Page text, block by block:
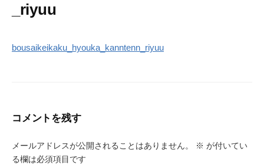
_riyuu
bousaikeikaku_hyouka_kanntenn_riyuu
コメントを残す
メールアドレスが公開されることはありません。 ※ が付いてい
る欄は必須項目です